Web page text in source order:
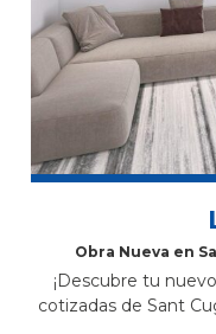
Obra Nueva en
¡Descubre tu
cotizadas de Sant